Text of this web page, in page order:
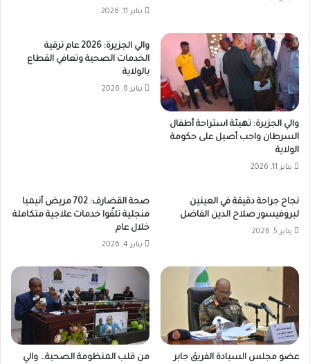
يناير 11, 2026
والي الجزيرة: تهيئة استراحة أطفال
السرطان واجب أصيل على حكومة
الولاية
يناير 11, 2026
والي الجزيرة: 2026 عام ترقية
الخدمات الصحية وتعافي القطاع
بالولاية
يناير 6, 2026
نجاح جراحة دقيقة في العينين
لبروفيسور صلاح الدين الفاضل
يناير 5, 2026
صحة القضارف: 702 مريض أنيميا
منجلية تلقّوا خدمات علاجية متكاملة
خلال عام
يناير 4, 2026
عضو مجلس السيادة الفريق جابر
من قلب المنظومة الصحية… والي